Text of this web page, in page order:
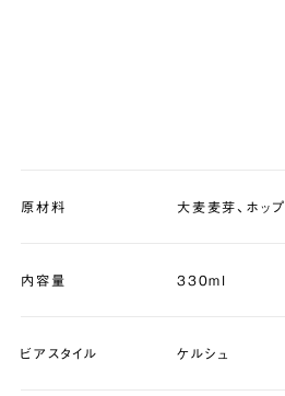
原材料 大麦麦芽、ホップ
内容量 330ml
ビアスタイル ケルシュ